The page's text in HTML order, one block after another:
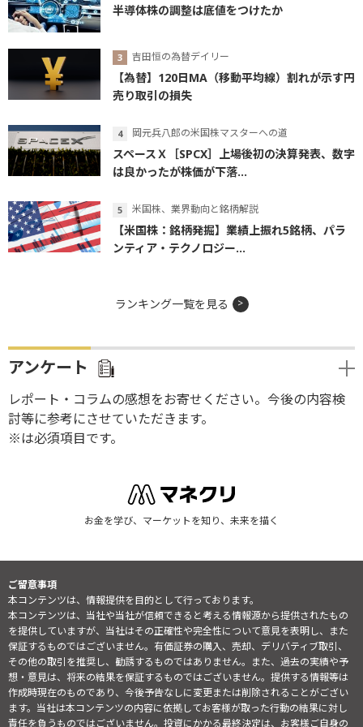
半導体株の調整は底値をつけたか
吉田恒の為替デイリー
【為替】120日MA（移動平均線）割れが示す円
売り取引の損失
岡元兵八郎の米国株マスターへの道
スペースＸ［SPCX］上場後初の決算発表、数字
は良かったが株価が下落...
米国株、業界動向と銘柄解説
【米国株：銘柄発掘】業績上振れ5銘柄、パラ
ンティア・テクノロジー...
ランキング一覧を見る
アンケート
レポート・コラムの感想をお寄せください。今後の内容検
討等に参考にさせていただきます。
※は必須項目です。
お金を学び、マーケットを知り、未来を描く
ご留意事項
本コンテンツは、情報提供を目的として行っております。
本コンテンツは、当社や当社が信頼できると考える情報源から提供されたもの
を提供していますが、当社はその正確性や完全性について意見を表明し、また
保証するものではございません。有価証券の購入、売却、デリバティブ取引、
その他の取引を推奨し、勧誘するものではありません。また、過去の実績や予
想・意見は、将来の結果を保証するものではございません。提供する情報等は
作成時現在のものであり、今後予告なしに変更または削除されることがござい
ます。当社は本コンテンツの内容に依拠してお客様が取った行動の結果に対し
責任を負うものではございません。投資にかかる最終決定は、お客様ご自身の